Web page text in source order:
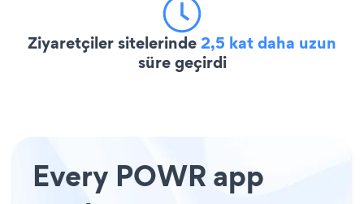
Ziyaretçiler sitelerinde2,5 kat daha uzun
süre geçirdi
Every POWR app